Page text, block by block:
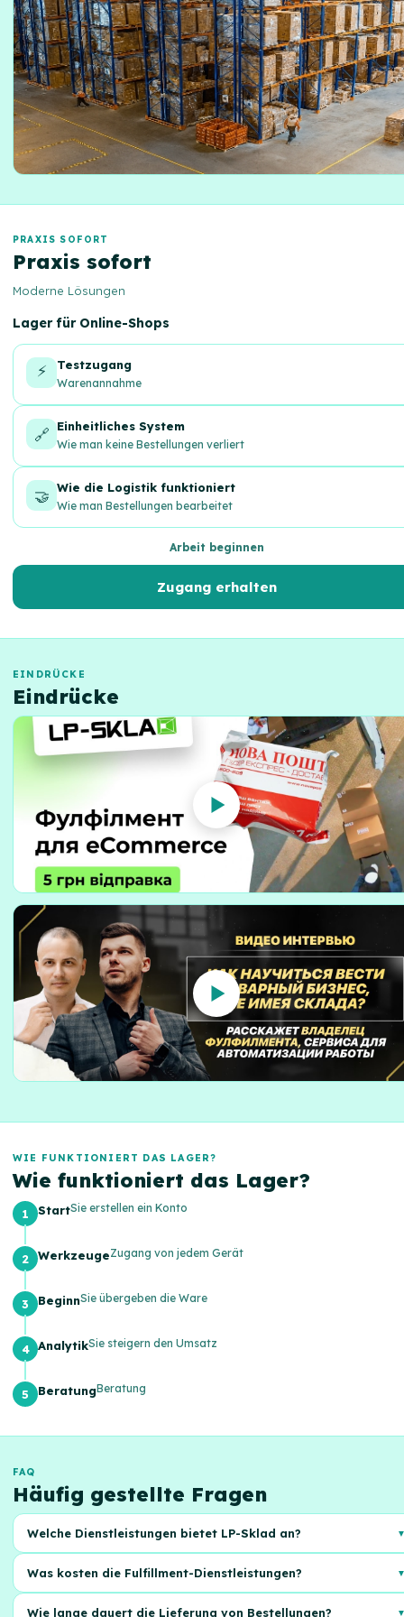
PRAXIS SOFORT
Praxis sofort
Moderne Lösungen
Lager für Online-Shops
⚡ Testzugang
Warenannahme
🔗 Einheitliches System
Wie man keine Bestellungen verliert
🤝 Wie die Logistik funktioniert
Wie man Bestellungen bearbeitet
Arbeit beginnen
Zugang erhalten
EINDRÜCKE
Eindrücke
WIE FUNKTIONIERT DAS LAGER?
Wie funktioniert das Lager?
StartSie erstellen ein Konto
WerkzeugeZugang von jedem Gerät
BeginnSie übergeben die Ware
AnalytikSie steigern den Umsatz
BeratungBeratung
FAQ
Häufig gestellte Fragen
Welche Dienstleistungen bietet LP-Sklad an?
Kommissionierung, Verpackung und Lieferung an Ihre Kunden. Schnell
Was kosten die Fulfillment-Dienstleistungen?
Wie lange dauert die Lieferung von Bestellungen?